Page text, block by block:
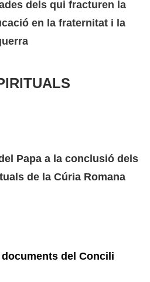
dels qui fracturen la
en la fraternitat i la
Papa a la conclusió dels
de la Cúria Romana
del Concili